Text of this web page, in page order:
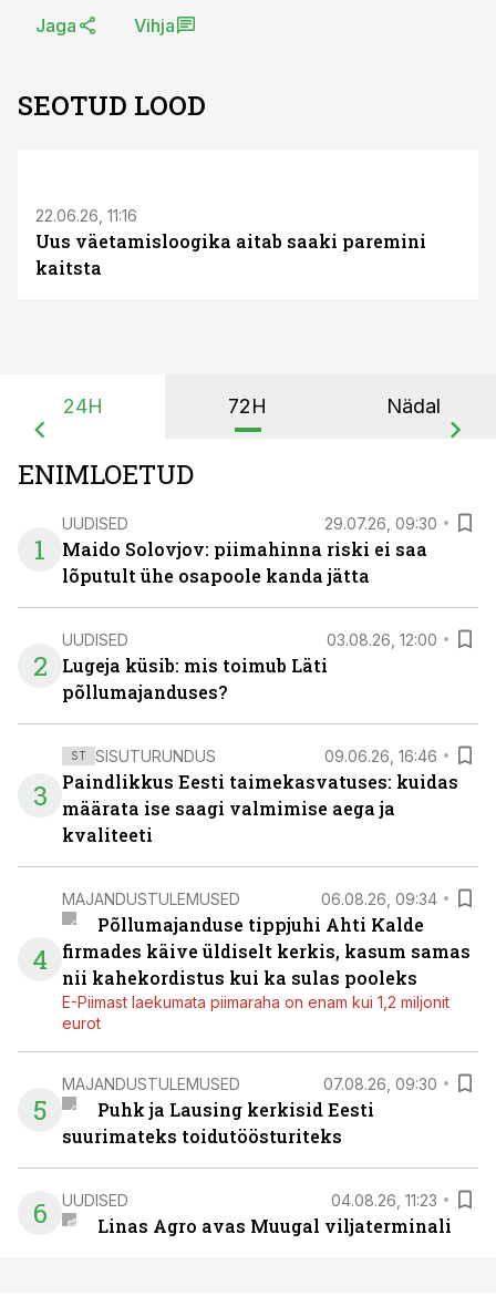
Jaga Vihja
SEOTUD LOOD
22.06.26, 11:16
Uus väetamisloogika aitab saaki paremini
kaitsta
24H 72H Nädal
ENIMLOETUD
1
UUDISED 29.07.26, 09:30
Maido Solovjov: piimahinna riski ei saa
lõputult ühe osapoole kanda jätta
2
UUDISED 03.08.26, 12:00
Lugeja küsib: mis toimub Läti
põllumajanduses?
3
ST SISUTURUNDUS 09.06.26, 16:46
Paindlikkus Eesti taimekasvatuses: kuidas
määrata ise saagi valmimise aega ja
kvaliteeti
4
MAJANDUSTULEMUSED 06.08.26, 09:34
Põllumajanduse tippjuhi Ahti Kalde
firmades käive üldiselt kerkis, kasum samas
nii kahekordistus kui ka sulas pooleks
E-Piimast laekumata piimaraha on enam kui 1,2 miljonit
eurot
5
MAJANDUSTULEMUSED 07.08.26, 09:30
Puhk ja Lausing kerkisid Eesti
suurimateks toidutöösturiteks
6 UUDISED 04.08.26, 11:23
Linas Agro avas Muugal viljaterminali